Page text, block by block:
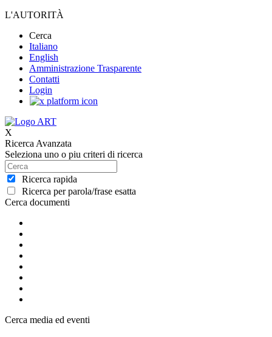
L'AUTORITÀ
Cerca
Italiano
English
Amministrazione Trasparente
Contatti
Login
X
Ricerca Avanzata
Seleziona uno o piu criteri di ricerca
Ricerca rapida
Ricerca per parola/frase esatta
Cerca documenti
Cerca media ed eventi